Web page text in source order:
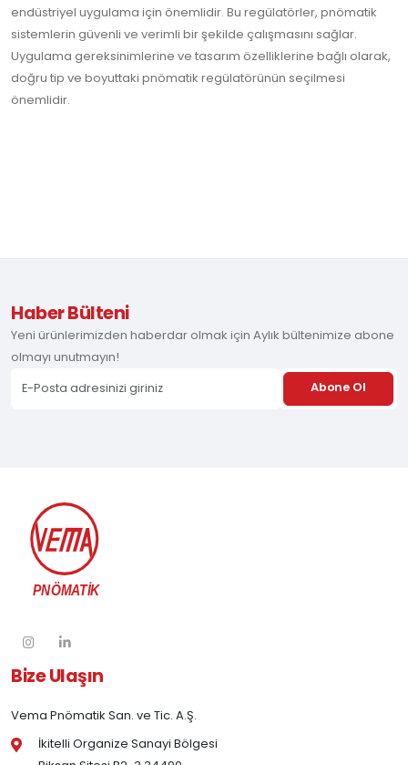
endüstriyel uygulama için önemlidir. Bu regülatörler, pnömatik
sistemlerin güvenli ve verimli bir şekilde çalışmasını sağlar.
Uygulama gereksinimlerine ve tasarım özelliklerine bağlı olarak,
doğru tip ve boyuttaki pnömatik regülatörünün seçilmesi
önemlidir.
Haber Bülteni
Yeni ürünlerimizden haberdar olmak için Aylık bültenimize abone
olmayı unutmayın!
Abone Ol
Bize Ulaşın
Vema Pnömatik San. ve Tic. A.Ş.
İkitelli Organize Sanayi Bölgesi